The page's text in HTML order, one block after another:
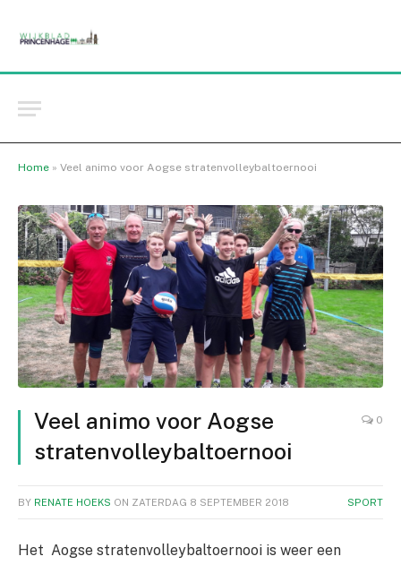
Home » Veel animo voor Aogse stratenvolleybaltoernooi
Veel animo voor Aogse
stratenvolleybaltoernooi
0
BY RENATE HOEKS ON ZATERDAG 8 SEPTEMBER 2018 SPORT
Het Aogse stratenvolleybaltoernooi is weer een